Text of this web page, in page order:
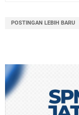
POSTINGAN LEBIH BARU